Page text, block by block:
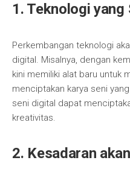
1. Teknologi yang
Perkembangan teknologi
digital. Misalnya, dengan
kini memiliki alat baru untuk
menciptakan karya seni
seni digital dapat
kreativitas.
2. Kesadaran